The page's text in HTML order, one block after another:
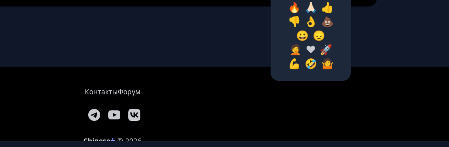
🔥 🙏🏻 👍
👎 👌 💩
😀 😞
🤦‍ ❤️ 🚀
💪 🤣 🤷‍
КонтактыФорум
Chinese+© 2026